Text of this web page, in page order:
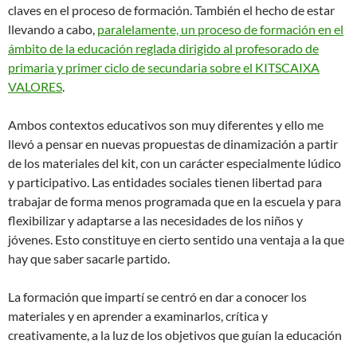
claves en el proceso de formación. También el hecho de estar
llevando a cabo, paralelamente, un proceso de formación en el
ámbito de la educación reglada dirigido al profesorado de
primaria y primer ciclo de secundaria sobre el KITSCAIXA
VALORES.
Ambos contextos educativos son muy diferentes y ello me
llevó a pensar en nuevas propuestas de dinamización a partir
de los materiales del kit, con un carácter especialmente lúdico
y participativo. Las entidades sociales tienen libertad para
trabajar de forma menos programada que en la escuela y para
flexibilizar y adaptarse a las necesidades de los niños y
jóvenes. Esto constituye en cierto sentido una ventaja a la que
hay que saber sacarle partido.
La formación que impartí se centró en dar a conocer los
materiales y en aprender a examinarlos, crítica y
creativamente, a la luz de los objetivos que guían la educación